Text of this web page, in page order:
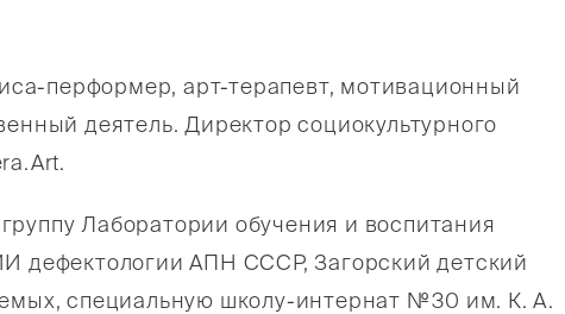
перформер, арт-терапевт, мотивационный
деятель. Директор социокультурного
Лаборатории обучения и воспитания
дефектологии АПН СССР, Загорский детский
специальную школу-интернат № 30 им. К. А.